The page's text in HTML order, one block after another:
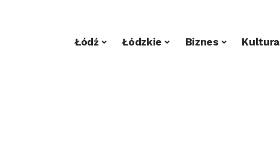
Łódź Łódzkie Biznes Kultura